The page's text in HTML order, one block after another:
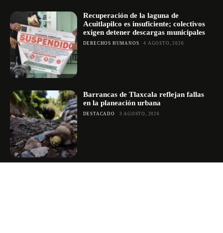
Recuperación de la laguna de
Acuitlapilco es insuficiente; colectivos
exigen detener descargas municipales
DERECHOS HUMANOS 4 AGOSTO, 2026
Barrancas de Tlaxcala reflejan fallas
en la planeación urbana
DESTACADO 3 AGOSTO, 2026